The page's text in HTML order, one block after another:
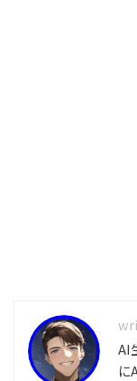
AI
に